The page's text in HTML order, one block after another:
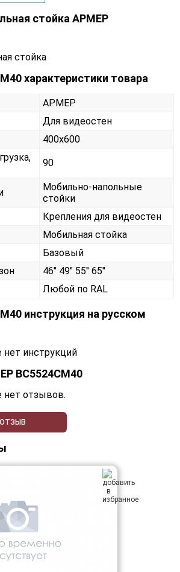
стойка АРМЕР
стойка
характеристики товара
АРМЕР
Для видеостен
400х600
90
Мобильно-напольные
стойки
Крепления для видеостен
Мобильная стойка
Базовый
46" 49" 55" 65"
Любой по RAL
инструкция на русском
нет инструкций
ВС5524СМ40
нет отзывов.